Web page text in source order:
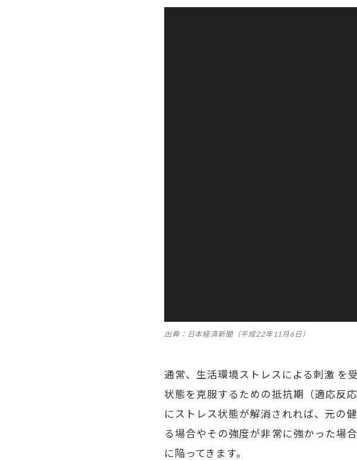
出典：日本経済新聞（平成22年11月6日）
通常、生活環境ストレスによる刺激 を
状態を克服するための抵抗期（適応反
にストレス状態が解消されれば、元の
る場合やその強度が非常に強かった場
に陥ってきます。